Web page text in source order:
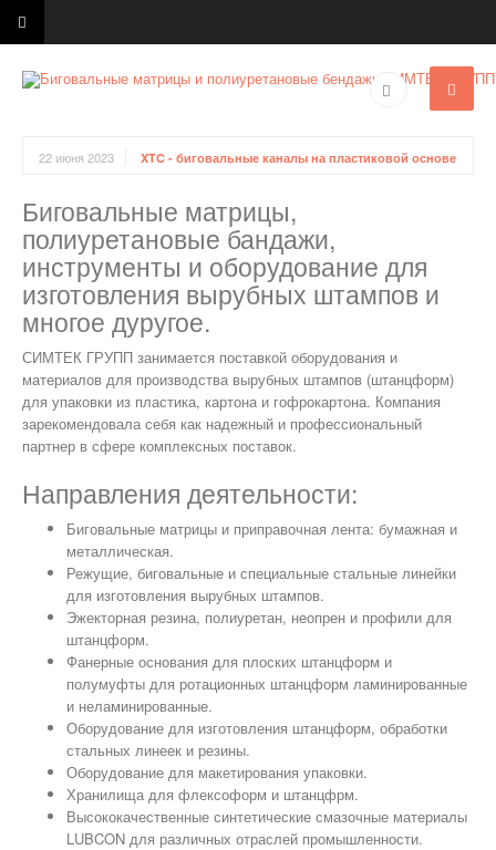
22 июня 2023 XTC - биговальные каналы на пластиковой основе
Биговальные матрицы,
полиуретановые бандажи,
инструменты и оборудование для
изготовления вырубных штампов и
многое дуругое.
СИМТЕК ГРУПП занимается поставкой оборудования и
материалов для производства вырубных штампов (штанцформ)
для упаковки из пластика, картона и гофрокартона. Компания
зарекомендовала себя как надежный и профессиональный
партнер в сфере комплексных поставок.
Направления деятельности:
Биговальные матрицы и приправочная лента: бумажная и
металлическая.
Режущие, биговальные и специальные стальные линейки
для изготовления вырубных штампов.
Эжекторная резина, полиуретан, неопрен и профили для
штанцформ.
Фанерные основания для плоских штанцформ и
полумуфты для ротационных штанцформ ламинированные
и неламинированные.
Оборудование для изготовления штанцформ, обработки
стальных линеек и резины.
Оборудование для макетирования упаковки.
Хранилища для флексоформ и штанцфрм.
Высококачественные синтетические смазочные материалы
LUBCON для различных отраслей промышленности.